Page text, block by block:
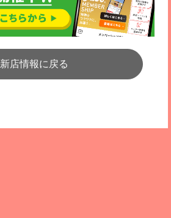
新店情報に戻る